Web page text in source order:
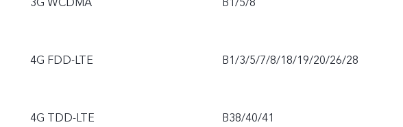
3G WCDMA B1/5/8
4G FDD-LTE B1/3/5/7/8/18/19/20/26/28
4G TDD-LTE B38/40/41